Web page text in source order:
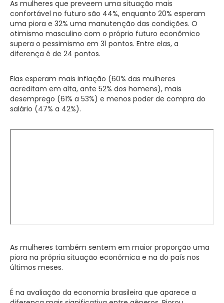
As mulheres que preveem uma situação mais
confortável no futuro são 44%, enquanto 20% esperam
uma piora e 32% uma manutenção das condições. O
otimismo masculino com o próprio futuro econômico
supera o pessimismo em 31 pontos. Entre elas, a
diferença é de 24 pontos.
Elas esperam mais inflação (60% das mulheres
acreditam em alta, ante 52% dos homens), mais
desemprego (61% a 53%) e menos poder de compra do
salário (47% a 42%).
As mulheres também sentem em maior proporção uma
piora na própria situação econômica e na do país nos
últimos meses.
É na avaliação da economia brasileira que aparece a